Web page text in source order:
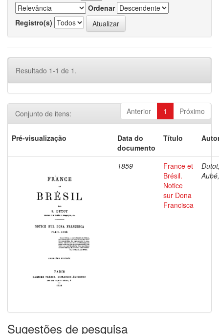
Ordenar
Registro(s)
Resultado 1-1 de 1.
Anterior 1 Próximo
Conjunto de itens:
Pré-visualização
Data do
documento
Título
1859
France et
Brésil.
Notice
sur Dona
Francisca
Sugestões de pesquisa